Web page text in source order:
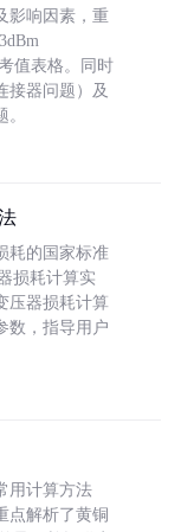
影响因素，重
值表格。同时
接器问题）及
耗的国家标准
损耗计算实
压器损耗计算
数，指导用户
用计算方法
点解析了黄铜